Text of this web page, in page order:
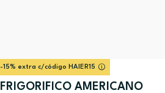
-15% extra c/código HAIER15
FRIGORÍFICO AMERICANO